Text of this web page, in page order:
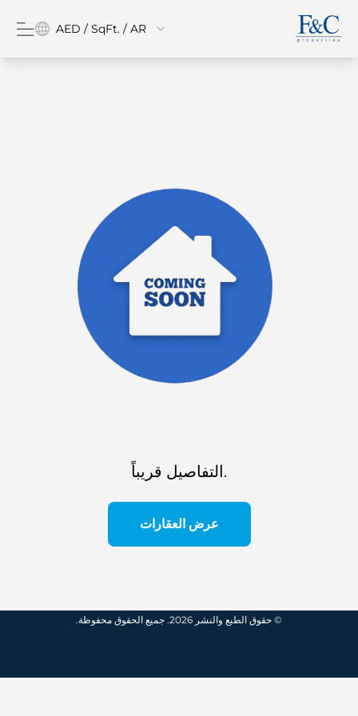
AED / SqFt. / AR
التفاصيل قريباً.
عرض العقارات
© حقوق الطبع والنشر 2026. جميع الحقوق محفوظة.